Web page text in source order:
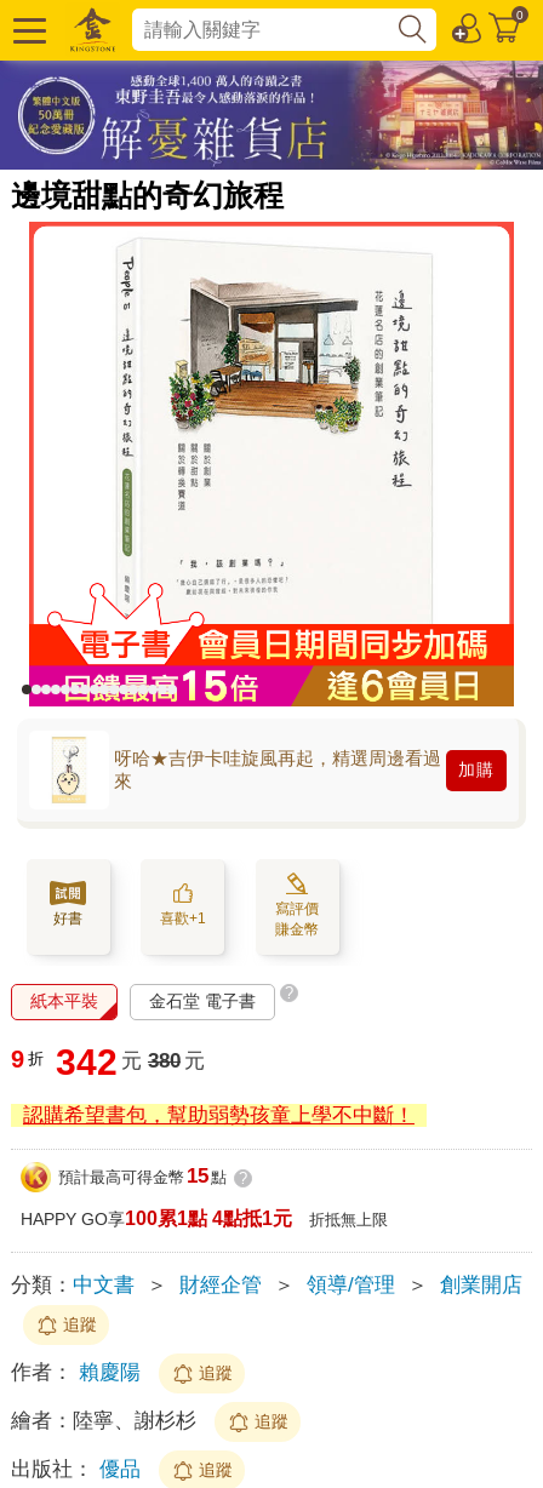
0
邊境甜點的奇幻旅程
呀哈★吉伊卡哇旋風再起，精選周邊看過
來
加購
好書 喜歡+1
寫評價
賺金幣
紙本平裝 金石堂 電子書 ?
9 折 342 元 380 元
認購希望書包，幫助弱勢孩童上學不中斷！
預計最高可得金幣 15點 ?
HAPPY GO享100累1點 4點抵1元 折抵無上限
分類： 中文書 ＞ 財經企管 ＞ 領導/管理 ＞ 創業開店
追蹤
作者： 賴慶陽 追蹤
繪者： 陸寧、謝杉杉 追蹤
出版社： 優品 追蹤